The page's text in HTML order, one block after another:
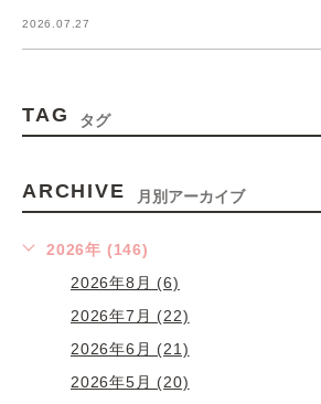
2026.07.27
TAG タグ
ARCHIVE 月別アーカイブ
2026年 (146)
2026年8月 (6)
2026年7月 (22)
2026年6月 (21)
2026年5月 (20)